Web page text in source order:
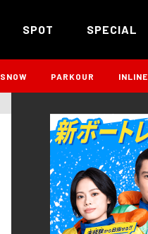
SPOT SPECIAL
SNOW PARKOUR INLINE